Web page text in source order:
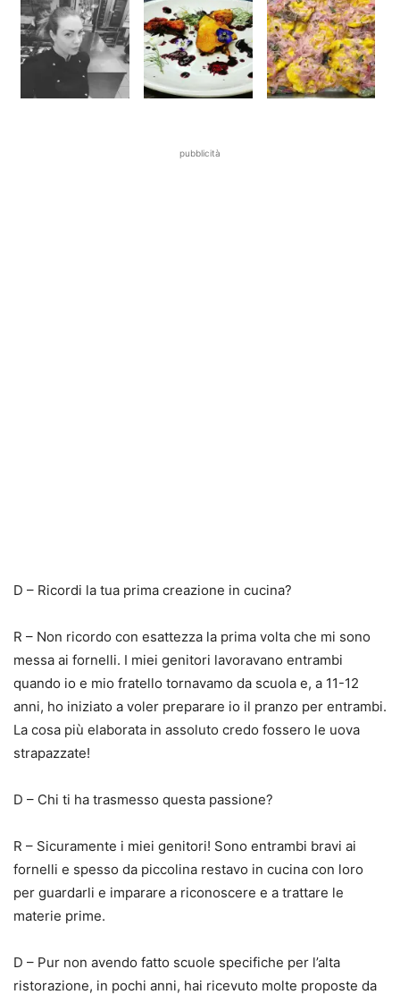
pubblicità
D – Ricordi la tua prima creazione in cucina?
R – Non ricordo con esattezza la prima volta che mi sono
messa ai fornelli. I miei genitori lavoravano entrambi
quando io e mio fratello tornavamo da scuola e, a 11-12
anni, ho iniziato a voler preparare io il pranzo per entrambi.
La cosa più elaborata in assoluto credo fossero le uova
strapazzate!
D – Chi ti ha trasmesso questa passione?
R – Sicuramente i miei genitori! Sono entrambi bravi ai
fornelli e spesso da piccolina restavo in cucina con loro
per guardarli e imparare a riconoscere e a trattare le
materie prime.
D – Pur non avendo fatto scuole specifiche per l’alta
ristorazione, in pochi anni, hai ricevuto molte proposte da